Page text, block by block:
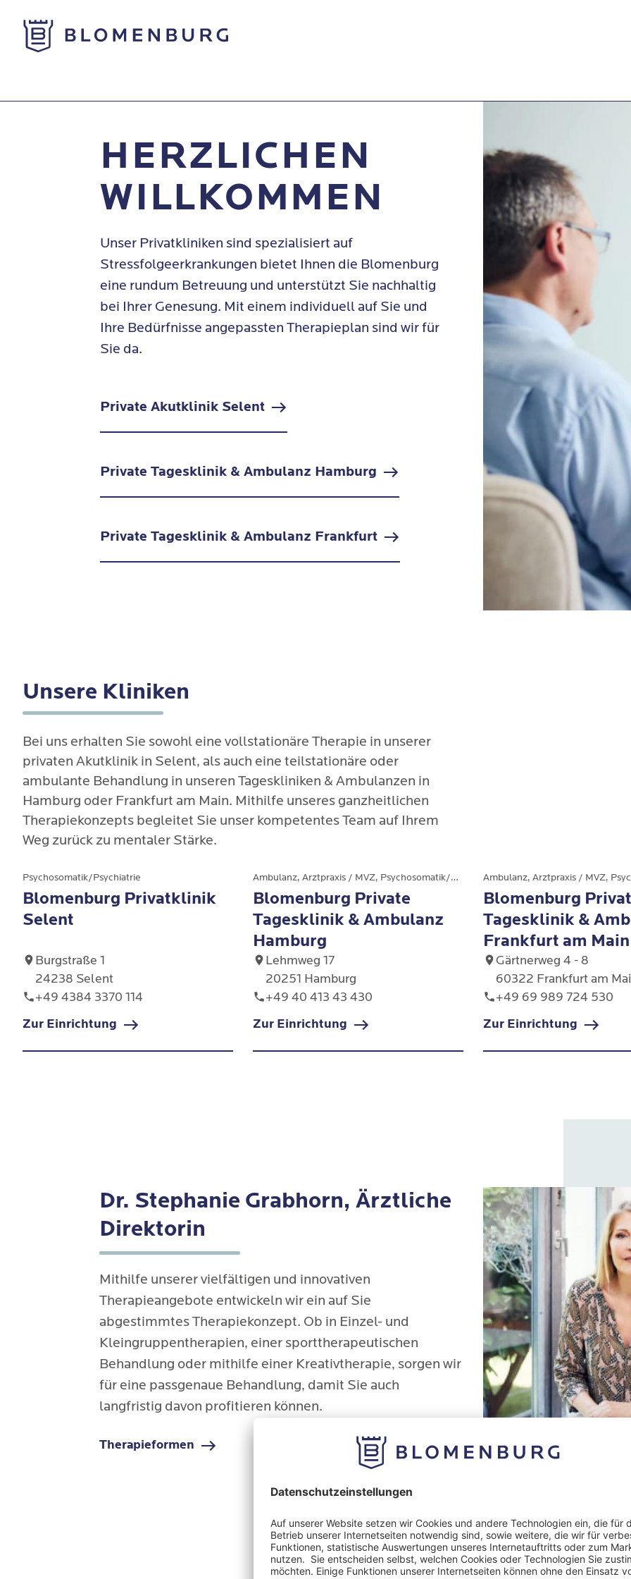
HERZLICHEN
WILLKOMMEN
Unser Privatkliniken sind spezialisiert auf
Stressfolgeerkrankungen bietet Ihnen die Blomenburg
eine rundum Betreuung und unterstützt Sie nachhaltig
bei Ihrer Genesung. Mit einem individuell auf Sie und
Ihre Bedürfnisse angepassten Therapieplan sind wir für
Sie da.
Private Akutklinik Selent
Private Tagesklinik & Ambulanz Hamburg
Private Tagesklinik & Ambulanz Frankfurt
Unsere Kliniken
Bei uns erhalten Sie sowohl eine vollstationäre Therapie in unserer
privaten Akutklinik in Selent, als auch eine teilstationäre oder
ambulante Behandlung in unseren Tageskliniken & Ambulanzen in
Hamburg oder Frankfurt am Main. Mithilfe unseres ganzheitlichen
Therapiekonzepts begleitet Sie unser kompetentes Team auf Ihrem
Weg zurück zu mentaler Stärke.
Psychosomatik/Psychiatrie
Blomenburg Privatklinik
Selent
Burgstraße 1
24238 Selent
+49 4384 3370 114
Zur Einrichtung
Ambulanz, Arztpraxis / MVZ, Psychosomatik/Psychiatrie
Blomenburg Private
Tagesklinik & Ambulanz
Hamburg
Lehmweg 17
20251 Hamburg
+49 40 413 43 430
Zur Einrichtung
Blomenburg
Tagesklinik &
Frankfurt am Main
Gärtnerweg 4 - 8
60322 Frankfurt am
+49 69 989 724 530
Zur Einrichtung
Dr. Stephanie Grabhorn, Ärztliche
Direktorin
Mithilfe unserer vielfältigen und innovativen
Therapieangebote entwickeln wir ein auf Sie
abgestimmtes Therapiekonzept. Ob in Einzel- und
Kleingruppentherapien, einer sporttherapeutischen
Behandlung oder mithilfe einer Kreativtherapie, sorgen wir
für eine passgenaue Behandlung, damit Sie auch
langfristig davon profitieren können.
Therapieformen